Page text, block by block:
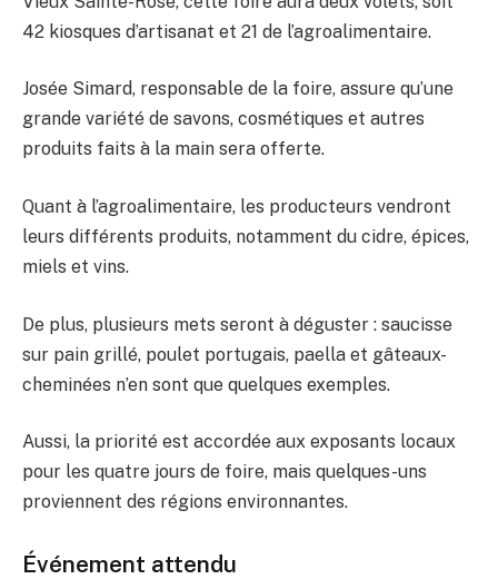
42 kiosques d’artisanat et 21 de l’agroalimentaire.
Josée Simard, responsable de la foire, assure qu’une
grande variété de savons, cosmétiques et autres
produits faits à la main sera offerte.
Quant à l’agroalimentaire, les producteurs vendront
leurs différents produits, notamment du cidre, épices,
miels et vins.
De plus, plusieurs mets seront à déguster : saucisse
sur pain grillé, poulet portugais, paella et gâteaux-
cheminées n’en sont que quelques exemples.
Aussi, la priorité est accordée aux exposants locaux
pour les quatre jours de foire, mais quelques-uns
proviennent des régions environnantes.
Événement attendu